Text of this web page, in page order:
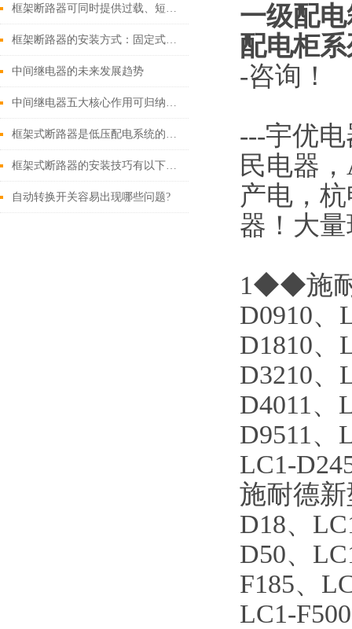
框架断路器可同时提供过载、短路、漏电保护功能
框架断路器的安装方式：固定式，插入式，抽出式
中间继电器的未来发展趋势
中间继电器五大核心作用可归纳如下
框架式断路器是低压配电系统的核心保护设备
框架式断路器的安装技巧有以下这些
自动转换开关容易出现哪些问题?
一级配
配电柜
-咨询！
---宇优
民电器
产电，
器！大
1◆◆施耐
D0910、
D1810、
D3210、
D4011、
D9511、
LC1-
施耐德
D18、
D50、
F185、
LC1-